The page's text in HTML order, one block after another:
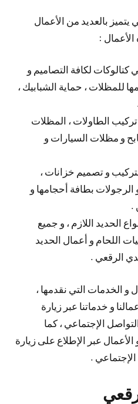
بالعديد من الأعمال
الأعمال :
لكافة التصاميم و
للمظلات ، حماية الشبابيك ،
الطاولات ، المظلات
و مظلات السيارات و
و تصميم خزانات ،
بطافة أحجامها و
.
الحديد اللازم ، و جميع
اللحام و أعمال الحديد
الرقعي .
و الخدمات التي نقدمها ،
و خدماتنا عبر زيارة
الإجتماعي ، كما
عبر الإطلاع على زيارة
.